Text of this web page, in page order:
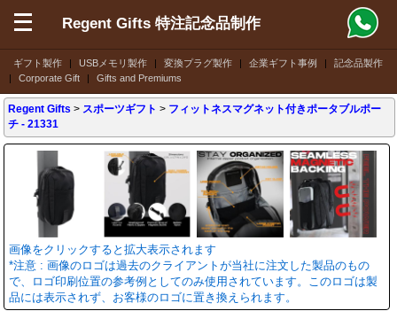
ギフト製作 | USBメモリ製作 | 変換プラグ製作 | 企業ギフト事例 |
記念品製作
|
Corporate Gift | Gifts and Premiums
Regent Gifts 特注記念品制作
Regent Gifts > スポーツギフト > フィットネスマグネット付きポータブルポー
チ - 21331
画像をクリックすると拡大表示されます
*注意 : 画像のロゴは過去のクライアントが当社に注文した製品のもの
で、ロゴ印刷位置の参考例としてのみ使用されています。このロゴは製
品には表示されず、お客様のロゴに置き換えられます。